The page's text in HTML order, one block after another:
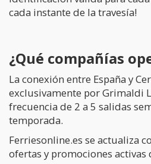
cada instante de la travesía!
¿Qué compañías
La conexión entre España y
exclusivamente por Grimaldi
frecuencia de 2 a 5 salidas
temporada.
Ferriesonline.es se actualiza
ofertas y promociones activas